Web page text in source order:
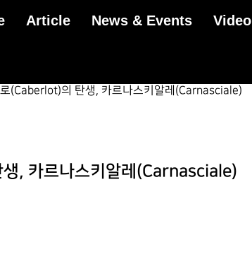
Article News & Events Video
(Caberlot)의 탄생, 카르나스키알레(Carnasciale)
, 카르나스키알레(Carnasciale)